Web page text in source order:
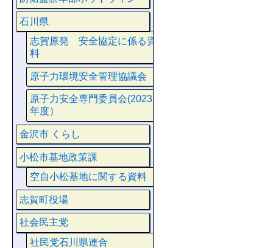
石川県
志賀原発 安全協定に係る資
料
原子力環境安全管理協議会
原子力安全専門委員会(2023
年度）
金沢市 くらし
小松市基地政策課
空自小松基地に関する資料
志賀町役場
社会民主党
社民党石川県連合